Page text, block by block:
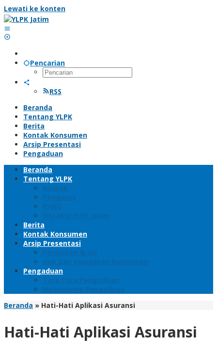
Lewati ke konten
Pencarian
RSS
Beranda
Tentang YLPK
Berita
Kontak Konsumen
Arsip Presentasi
Pengaduan
Beranda
Tentang YLPK
Kontak
Pengurus
Profil
Visi Misi YLPK Jatim
Berita
Kontak Konsumen
Arsip Presentasi
Peraturan & UU
Hak Dan Kewajiban Konsumen
Pengaduan
Tata Cara Pengaduan
Mekanisme Pengaduan
Beranda » Hati-Hati Aplikasi Asuransi
Hati-Hati Aplikasi Asuransi